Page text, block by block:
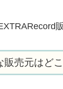
売元はど